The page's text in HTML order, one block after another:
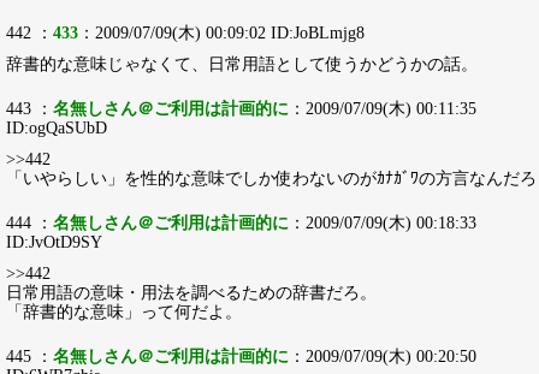
442 ： 433 ：2009/07/09(木) 00:09:02 ID:JoBLmjg8
辞書的な意味じゃなくて、日常用語として使うかどうかの話。
443 ： 名無しさん＠ご利用は計画的に ：2009/07/09(木) 00:11:35
ID:ogQaSUbD
>>442
「いやらしい」を性的な意味でしか使わないのがｶﾅｶﾞﾜの方言なんだろ
444 ： 名無しさん＠ご利用は計画的に ：2009/07/09(木) 00:18:33
ID:JvOtD9SY
>>442
日常用語の意味・用法を調べるための辞書だろ。
「辞書的な意味」って何だよ。
445 ： 名無しさん＠ご利用は計画的に ：2009/07/09(木) 00:20:50